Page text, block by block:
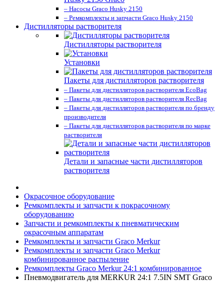
– Насосы Graco Husky 2150
– Ремкомплекты и запчасти Graco Husky 2150
Дистилляторы растворителя
Дистилляторы растворителя
Установки
Пакеты для дистилляторов растворителя
– Пакеты для дистилляторов растворителя EcoBag
– Пакеты для дистилляторов растворителя RecBag
– Пакеты для дистилляторов растворителя по бренду
производителя
– Пакеты для дистилляторов растворителя по марке
растворителя
Детали и запасные части дистилляторов
растворителя
Окрасочное оборудование
Ремкомплекты и запчасти к покрасочному
оборудованию
Запчасти и ремкомплекты к пневматическим
окрасочным аппаратам
Ремкомплекты и запчасти Graco Merkur
Ремкомплекты и запчасти Graco Merkur
комбинированное распыление
Ремкомплекты Graco Merkur 24:1 комбинированное
Пневмодвигатель для MERKUR 24:1 7.5IN SMT Graco